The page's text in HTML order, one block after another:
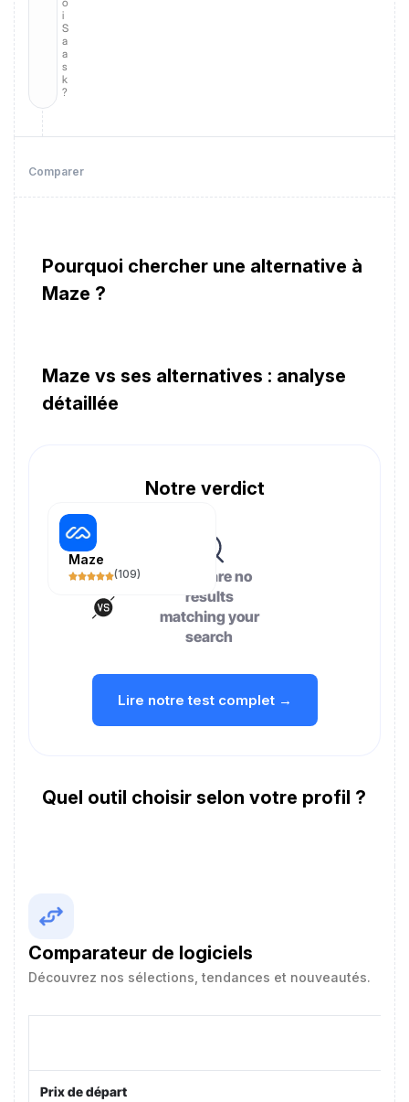
i
S
a
a
s
k
?
Comparer
Pourquoi chercher une alternative à
Maze ?
Maze vs ses alternatives : analyse
détaillée
Notre verdict
Maze
(109)
There are no
results
matching your
search
Lire notre test complet →
Quel outil choisir selon votre profil ?
Comparateur de logiciels
Découvrez nos sélections, tendances et nouveautés.
Prix de départ